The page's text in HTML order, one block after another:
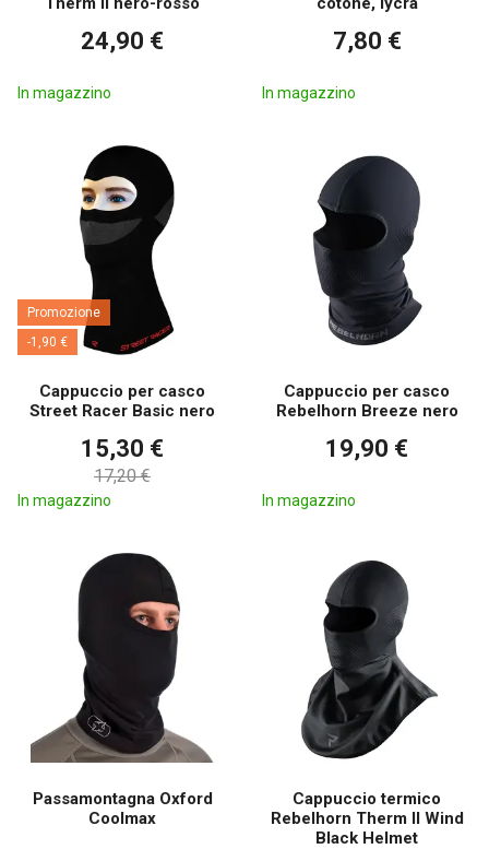
24,90 €
In magazzino
7,80 €
In magazzino
Promozione
-1,90 €
Cappuccio per casco
Street Racer Basic nero
15,30 €
17,20 €
In magazzino
Cappuccio per casco
Rebelhorn Breeze nero
19,90 €
In magazzino
Passamontagna Oxford
Coolmax
Cappuccio termico
Rebelhorn Therm II Wind
Black Helmet